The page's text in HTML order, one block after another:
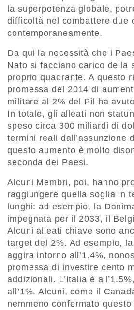
la superpotenza globale,
difficoltà nel combattere due
contemporaneamente.
Da qui la necessità che i
Nato si facciano carico della
proprio quadrante. A questo
promessa del 2014 di
militare al 2% del Pil ha
In totale, gli alleati non
speso circa 300 miliardi di
termini reali dall’assunzione
questo aumento è molto
seconda dei Paesi.
Alcuni Membri, poi, hanno
raggiungere quella soglia in
lunghi: ad esempio, la
impegnata per il 2033, il
Alcuni alleati chiave sono
target del 2%. Ad esempio,
aggira intorno all’1.4%,
promessa di investire cento
addizionali. L’Italia è
all’1%. Alcuni, come il
nemmeno confermato questo